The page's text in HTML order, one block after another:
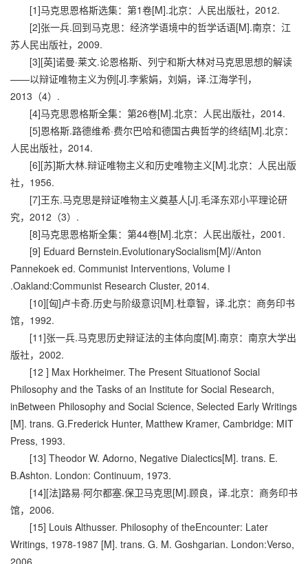
[1]马克思恩格斯选集：第1卷[M].北京：人民出版社，2012.
[2]张一兵.回到马克思：经济学语境中的哲学话语[M].南京：江
苏人民出版社，2009.
[3][英]诺曼·莱文.论恩格斯、列宁和斯大林对马克思思想的解读
——以辩证唯物主义为例[J].李紫娟，刘娟，译.江海学刊，
2013（4）.
[4]马克思恩格斯全集：第26卷[M].北京：人民出版社，2014.
[5]恩格斯.路德维希·费尔巴哈和德国古典哲学的终结[M].北京：
人民出版社，2014.
[6][苏]斯大林.辩证唯物主义和历史唯物主义[M].北京：人民出版
社，1956.
[7]王东.马克思是辩证唯物主义奠基人[J].毛泽东邓小平理论研
究，2012（3）.
[8]马克思恩格斯全集：第44卷[M].北京：人民出版社，2001.
[9] Eduard Bernstein.EvolutionarySocialism[M]//Anton
Pannekoek ed. Communist Interventions, Volume I
.Oakland:Communist Research Cluster, 2014.
[10][匈]卢卡奇.历史与阶级意识[M].杜章智，译.北京：商务印书
馆，1992.
[11]张一兵.马克思历史辩证法的主体向度[M].南京：南京大学出
版社，2002.
[12 ] Max Horkheimer. The Present Situationof Social
Philosophy and the Tasks of an Institute for Social Research,
inBetween Philosophy and Social Science, Selected Early Writings
[M]. trans. G.Frederick Hunter, Matthew Kramer, Cambridge: MIT
Press, 1993.
[13] Theodor W. Adorno, Negative Dialectics[M]. trans. E.
B.Ashton. London: Continuum, 1973.
[14][法]路易·阿尔都塞.保卫马克思[M].顾良，译.北京：商务印书
馆，2006.
[15] Louis Althusser. Philosophy of theEncounter: Later
Writings, 1978-1987 [M]. trans. G. M. Goshgarian. London:Verso,
2006.